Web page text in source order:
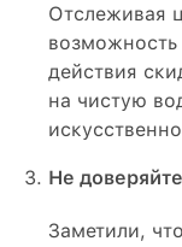
Отслеживая
возможность
действия
на чистую
Не
Заметили,